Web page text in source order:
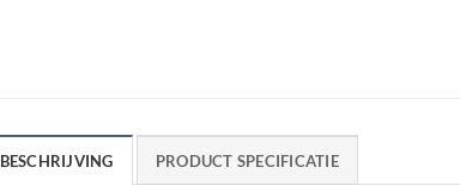
BESCHRIJVING PRODUCT SPECIFICATIE